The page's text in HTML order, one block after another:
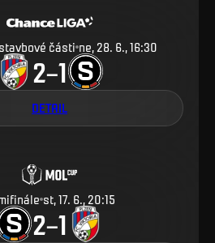
části ne, 28. 6., 16:30
2–1
DETAIL
st, 17. 6., 20:15
2–1